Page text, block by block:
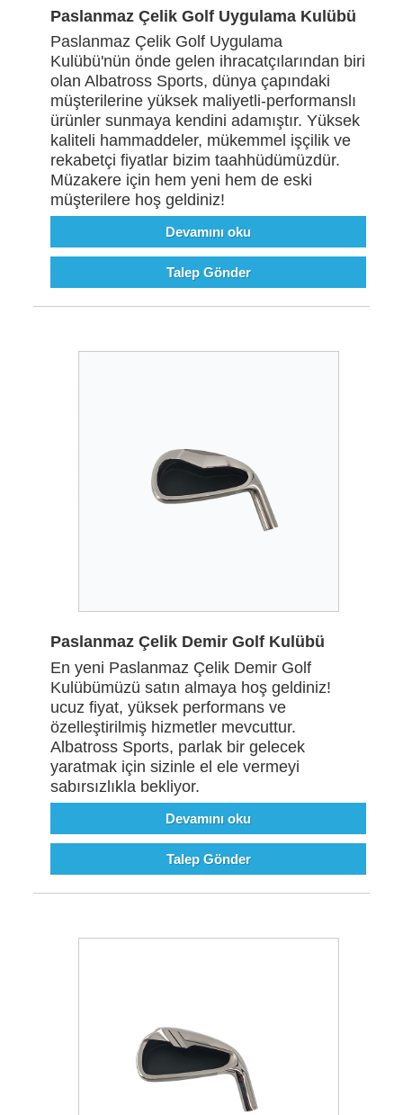
Paslanmaz Çelik Golf Uygulama Kulübü
Paslanmaz Çelik Golf Uygulama
Kulübü'nün önde gelen ihracatçılarından biri
olan Albatross Sports, dünya çapındaki
müşterilerine yüksek maliyetli-performanslı
ürünler sunmaya kendini adamıştır. Yüksek
kaliteli hammaddeler, mükemmel işçilik ve
rekabetçi fiyatlar bizim taahhüdümüzdür.
Müzakere için hem yeni hem de eski
müşterilere hoş geldiniz!
Devamını oku
Talep Gönder
Paslanmaz Çelik Demir Golf Kulübü
En yeni Paslanmaz Çelik Demir Golf
Kulübümüzü satın almaya hoş geldiniz!
ucuz fiyat, yüksek performans ve
özelleştirilmiş hizmetler mevcuttur.
Albatross Sports, parlak bir gelecek
yaratmak için sizinle el ele vermeyi
sabırsızlıkla bekliyor.
Devamını oku
Talep Gönder